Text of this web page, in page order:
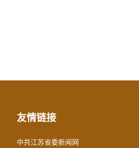
友情链接
中共江苏省委新闻网